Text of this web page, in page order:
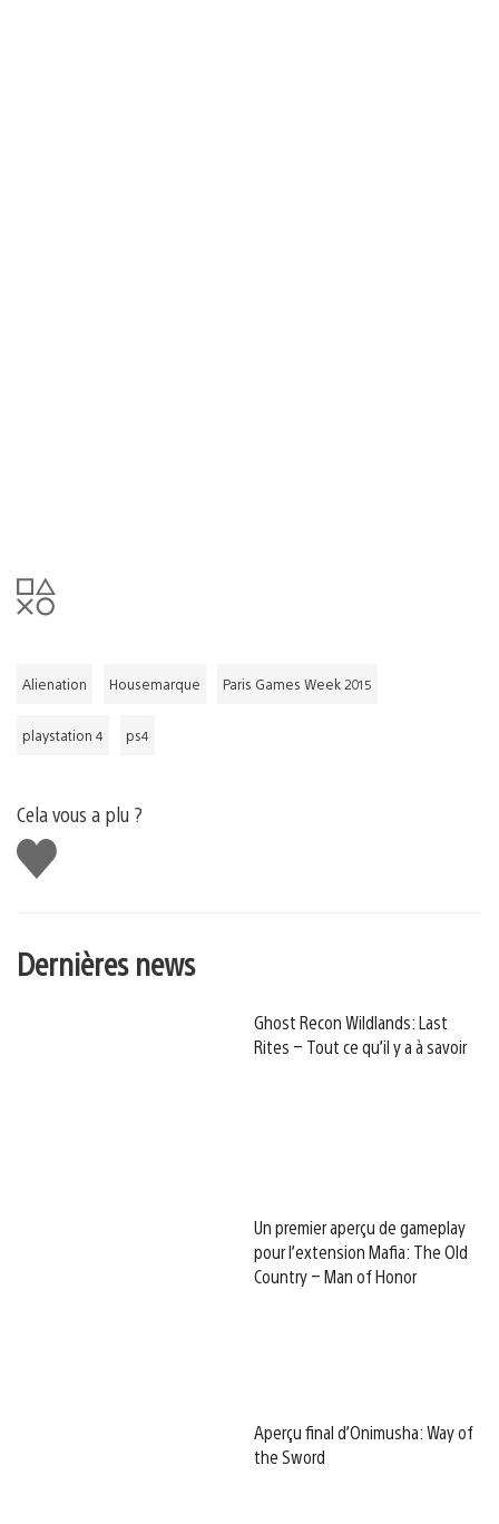
Alienation Housemarque Paris Games Week 2015
playstation 4 ps4
Cela vous a plu ?
J'aime
Dernières news
Ghost Recon Wildlands: Last
Rites – Tout ce qu’il y a à savoir
Un premier aperçu de gameplay
pour l’extension Mafia: The Old
Country – Man of Honor
Aperçu final d’Onimusha: Way of
the Sword